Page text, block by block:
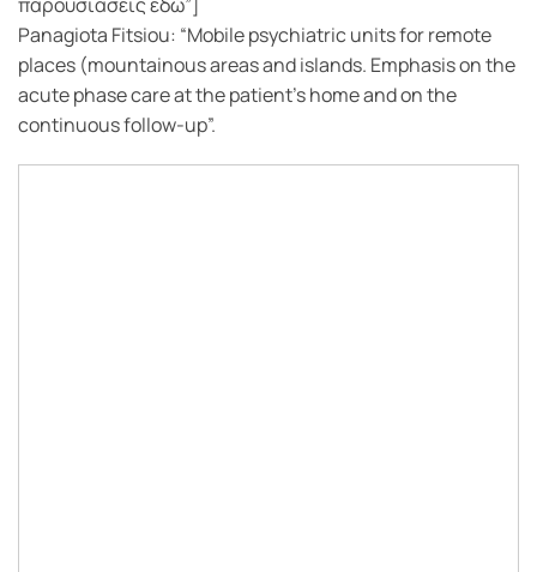
Panagiota Fitsiou: “Mobile psychiatric units for remote
places (mountainous areas and islands. Emphasis on the
acute phase care at the patient’s home and on the
continuous follow-up”.